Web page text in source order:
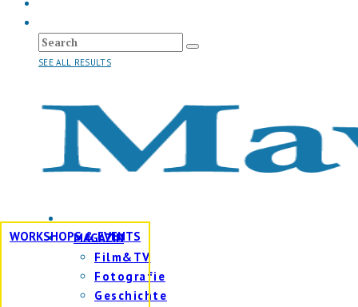
SEE ALL RESULTS
WORKSHOPS & EVENTS
MAGAZIN
Film&TV
Fotografie
Geschichte